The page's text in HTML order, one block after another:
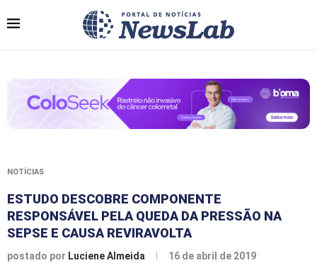
NOTÍCIAS
ESTUDO DESCOBRE COMPONENTE
RESPONSÁVEL PELA QUEDA DA PRESSÃO NA
SEPSE E CAUSA REVIRAVOLTA
postado por Luciene Almeida 16 de abril de 2019